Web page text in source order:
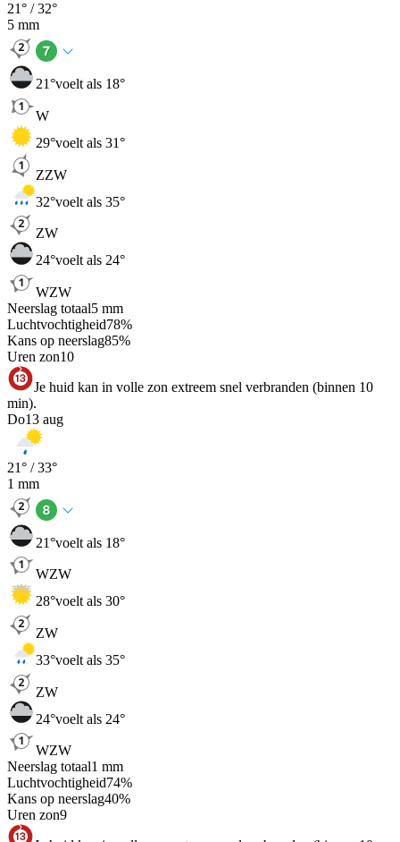
21° /32°
5 mm
21°voelt als 18°
W
29°voelt als 31°
ZZW
32°voelt als 35°
ZW
24°voelt als 24°
WZW
Neerslag totaal5 mm
Luchtvochtigheid78%
Kans op neerslag85%
Uren zon10
Je huid kan in volle zon extreem snel verbranden (binnen 10
min).
Do13 aug
21° /33°
1 mm
21°voelt als 18°
WZW
28°voelt als 30°
ZW
33°voelt als 35°
ZW
24°voelt als 24°
WZW
Neerslag totaal1 mm
Luchtvochtigheid74%
Kans op neerslag40%
Uren zon9